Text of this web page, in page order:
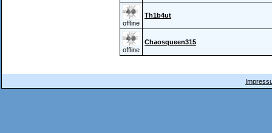
offline
Th1b4ut
offline
Chaosqueen315